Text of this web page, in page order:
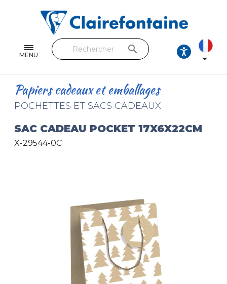
MENU
Feuilles & Copies
Beaux-arts & Dessin
Loisirs créatifs
Cuir & trousses
search

Papiers cadeaux et emballages
POCHETTES ET SACS CADEAUX
SAC CADEAU POCKET 17X6X22CM
X-29544-0C